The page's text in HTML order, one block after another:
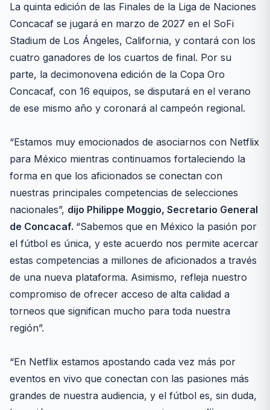
La quinta edición de las Finales de la Liga de Naciones
Concacaf se jugará en marzo de 2027 en el SoFi
Stadium de Los Ángeles, California, y contará con los
cuatro ganadores de los cuartos de final. Por su
parte, la decimonovena edición de la Copa Oro
Concacaf, con 16 equipos, se disputará en el verano
de ese mismo año y coronará al campeón regional.
“Estamos muy emocionados de asociarnos con Netflix
para México mientras continuamos fortaleciendo la
forma en que los aficionados se conectan con
nuestras principales competencias de selecciones
nacionales”, dijo Philippe Moggio, Secretario General
de Concacaf. “Sabemos que en México la pasión por
el fútbol es única, y este acuerdo nos permite acercar
estas competencias a millones de aficionados a través
de una nueva plataforma. Asimismo, refleja nuestro
compromiso de ofrecer acceso de alta calidad a
torneos que significan mucho para toda nuestra
región”.
“En Netflix estamos apostando cada vez más por
eventos en vivo que conectan con las pasiones más
grandes de nuestra audiencia, y el fútbol es, sin duda,